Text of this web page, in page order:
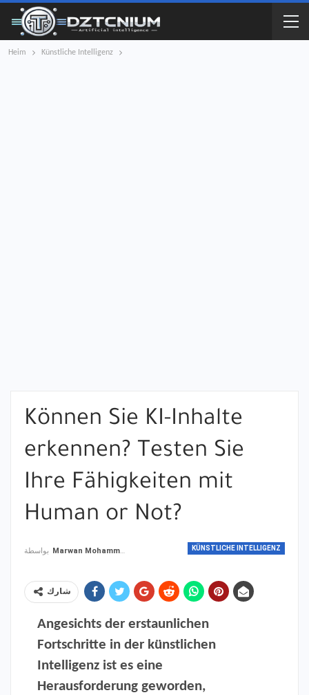
Heim Künstliche Intelligenz
Können Sie KI-Inhalte
erkennen? Testen Sie
Ihre Fähigkeiten mit
Human or Not?
KÜNSTLICHE INTELLIGENZ
Marwan Mohammad
شارك
Angesichts der erstaunlichen
Fortschritte in der künstlichen
Intelligenz ist es eine
Herausforderung geworden,